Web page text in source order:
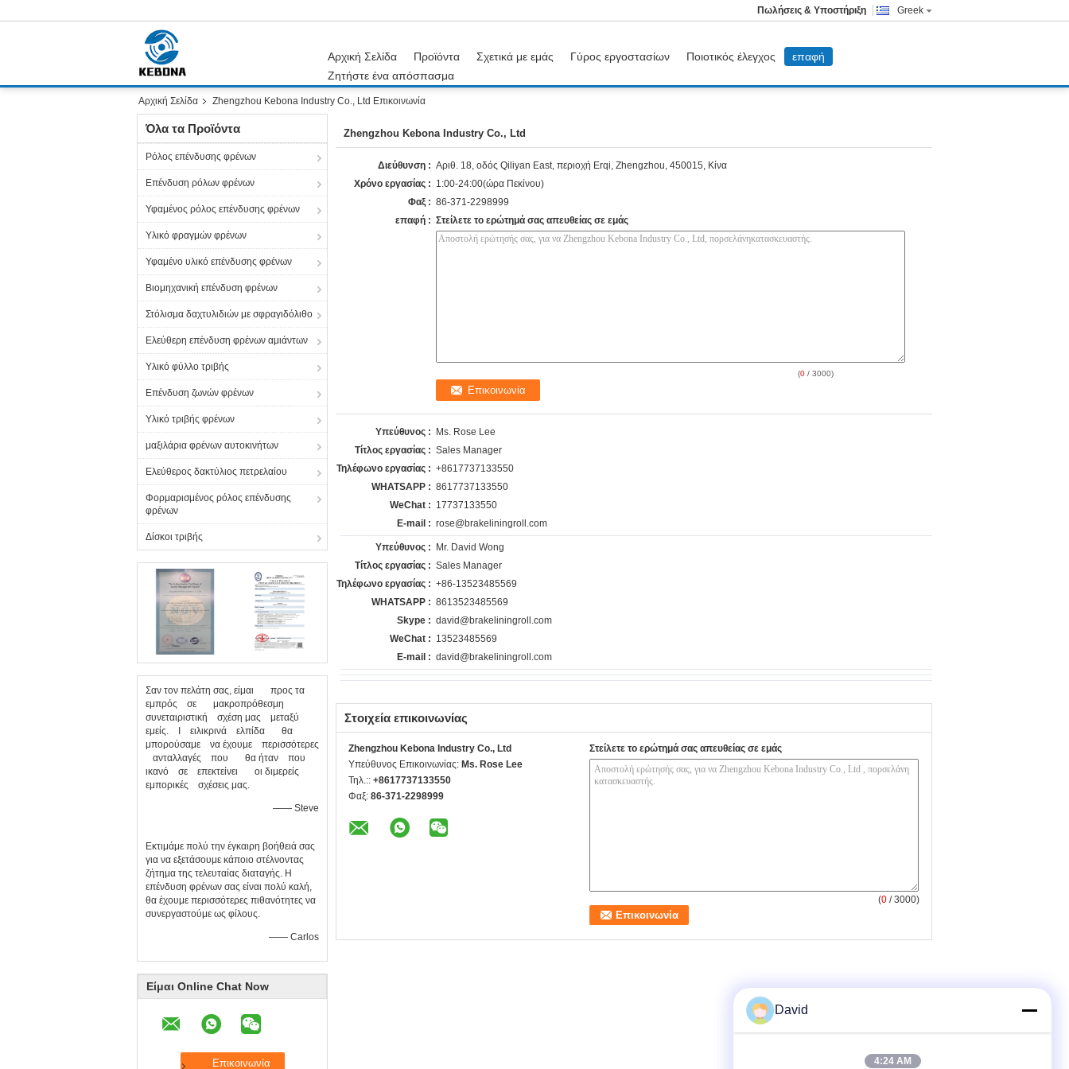
Greek
Πωλήσεις & Υποστήριξη
Αρχική Σελίδα Προϊόντα Σχετικά με εμάς Γύρος εργοστασίων Ποιοτικός έλεγχος
επαφή
Ζητήστε ένα απόσπασμα
Αρχική Σελίδα Zhengzhou Kebona Industry Co., Ltd Επικοινωνία
Όλα τα Προϊόντα
Ρόλος επένδυσης φρένων
Επένδυση ρόλων φρένων
Υφαμένος ρόλος επένδυσης φρένων
Υλικό φραγμών φρένων
Υφαμένο υλικό επένδυσης φρένων
Βιομηχανική επένδυση φρένων
Στόλισμα δαχτυλιδιών με σφραγιδόλιθο
Ελεύθερη επένδυση φρένων αμιάντων
Υλικό φύλλο τριβής
Επένδυση ζωνών φρένων
Υλικό τριβής φρένων
μαξιλάρια φρένων αυτοκινήτων
Ελεύθερος δακτύλιος πετρελαίου
Φορμαρισμένος ρόλος επένδυσης
φρένων
Δίσκοι τριβής
Σαν τον πελάτη σας, είμαι προς τα
εμπρός σε μακροπρόθεσμη
συνεταιριστική σχέση μας μεταξύ
εμείς. Ι ειλικρινά ελπίδα θα
μπορούσαμε να έχουμε περισσότερες
ανταλλαγές που θα ήταν που
ικανό σε επεκτείνει οι διμερείς
εμπορικές σχέσεις μας.
—— Steve
Εκτιμάμε πολύ την έγκαιρη βοήθειά σας
για να εξετάσουμε κάποιο στέλνοντας
ζήτημα της τελευταίας διαταγής. Η
επένδυση φρένων σας είναι πολύ καλή,
θα έχουμε περισσότερες πιθανότητες να
συνεργαστούμε ως φίλους.
—— Carlos
Είμαι Online Chat Now
Zhengzhou Kebona Industry Co., Ltd
Διεύθυνση : Αριθ. 18, οδός Qiliyan East, περιοχή Erqi, Zhengzhou, 450015, Κίνα
Χρόνο εργασίας : 1:00-24:00(ώρα Πεκίνου)
Φαξ : 86-371-2298999
επαφή : Στείλετε το ερώτημά σας απευθείας σε εμάς
(0 / 3000)
Υπεύθυνος :
Ms. Rose Lee
Τίτλος εργασίας : Sales Manager
Τηλέφωνο εργασίας : +8617737133550
WHATSAPP : 8617737133550
WeChat : 17737133550
E-mail : rose@brakeliningroll.com
Υπεύθυνος :
Mr. David Wong
Τίτλος εργασίας : Sales Manager
Τηλέφωνο εργασίας : +86-13523485569
WHATSAPP : 8613523485569
Skype : david@brakeliningroll.com
WeChat : 13523485569
E-mail : david@brakeliningroll.com
Στοιχεία επικοινωνίας
Zhengzhou Kebona Industry Co., Ltd
Υπεύθυνος Επικοινωνίας: Ms. Rose Lee
Τηλ.:: +8617737133550
Φαξ: 86-371-2298999
Στείλετε το ερώτημά σας απευθείας σε εμάς
(0 / 3000)
David
4:24 AM